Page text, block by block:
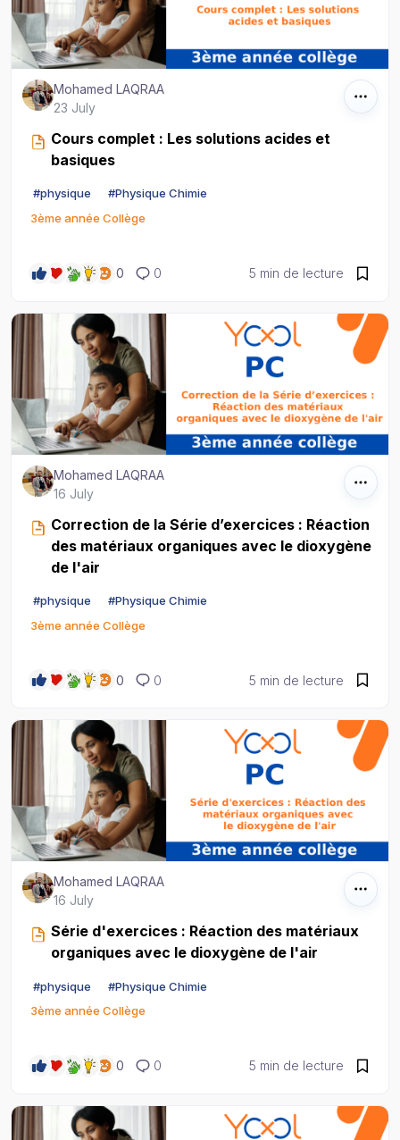
Mohamed LAQRAA
23 July
Cours complet : Les solutions acides et
basiques
#physique #Physique Chimie
3ème année Collège
0 0 5 min de lecture
Mohamed LAQRAA
16 July
Correction de la Série d’exercices : Réaction
des matériaux organiques avec le dioxygène
de l'air
#physique #Physique Chimie
3ème année Collège
0 0 5 min de lecture
Mohamed LAQRAA
16 July
Série d'exercices : Réaction des matériaux
organiques avec le dioxygène de l'air
#physique #Physique Chimie
3ème année Collège
0 0 5 min de lecture